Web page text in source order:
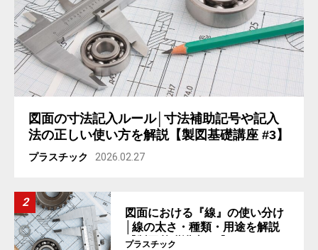
図面の寸法記入ルール│寸法補助記号や記入
法の正しい使い方を解説【製図基礎講座 #3】
プラスチック 2026.02.27
図面における『線』の使い分け
│線の太さ・種類・用途を解説
【製図基礎講座 #2】
プラスチック